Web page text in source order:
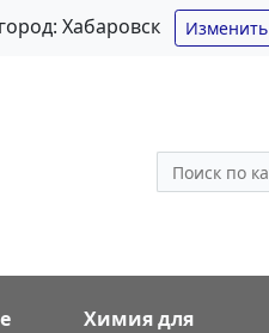
Хабаровск Изменить
Химия для